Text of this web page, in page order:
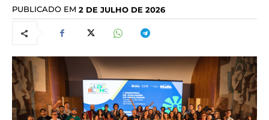
PUBLICADO EM 2 DE JULHO DE 2026